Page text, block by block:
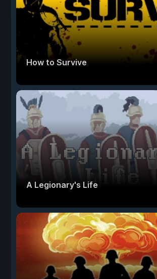
How to Survive
A Legionary's Life